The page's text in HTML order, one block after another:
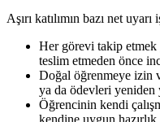
Aşırı katılımın bazı net
Her görevi takip etmek
teslim etmeden önce
Doğal öğrenmeye izin
ya da ödevleri yeniden
Öğrencinin kendi
kendine uygun